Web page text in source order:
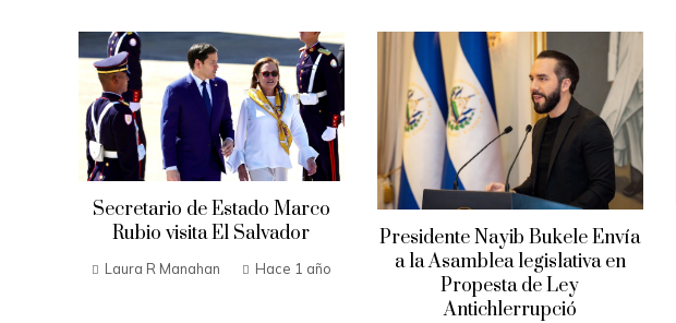
Secretario de Estado Marco
Rubio visita El Salvador
Laura R Manahan Hace 1 año
Presidente Nayib Bukele Envía
a la Asamblea legislativa en
Propesta de Ley
Antichlerrupció